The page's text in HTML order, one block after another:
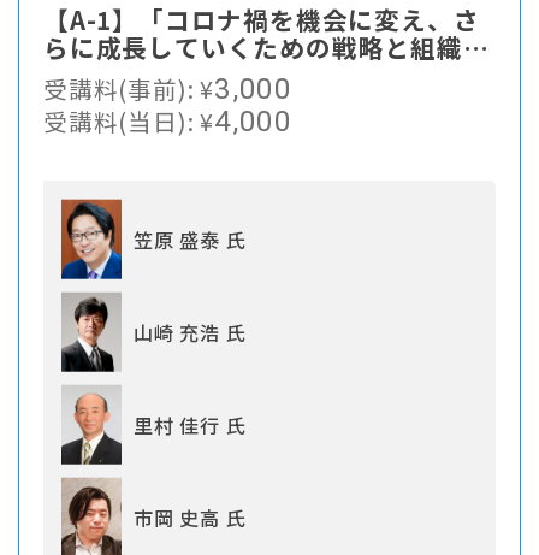
【A-1】「コロナ禍を機会に変え、さ
らに成長していくための戦略と組織づ
くり」
受講料(事前):¥3,000
受講料(当日):¥4,000
笠原 盛泰 氏
山崎 充浩 氏
里村 佳行 氏
市岡 史高 氏